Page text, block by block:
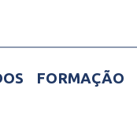
FORMAÇÃO